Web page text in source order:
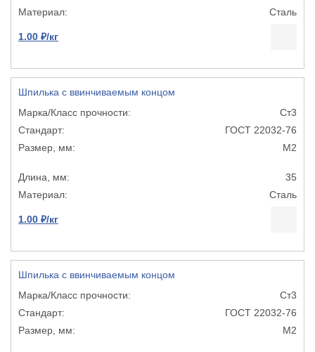
Сталь
1.00 ₽/кг
Шпилька с ввинчиваемым концом
Ст3
ГОСТ 22032-76
М2
35
Сталь
1.00 ₽/кг
Шпилька с ввинчиваемым концом
Ст3
ГОСТ 22032-76
М2